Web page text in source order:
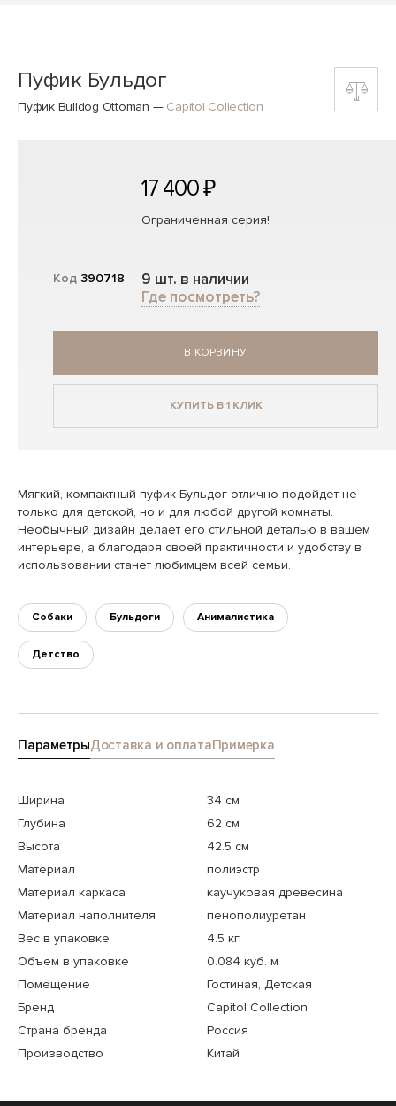
Пуфик Бульдог
Пуфик Bulldog Ottoman — Capitol Collection
Код 390718
17 400 ₽
Ограниченная серия!
9 шт. в наличии
Где посмотреть?
В КОРЗИНУ
КУПИТЬ В 1 КЛИК
Мягкий, компактный пуфик Бульдог отлично подойдет не
только для детской, но и для любой другой комнаты.
Необычный дизайн делает его стильной деталью в вашем
интерьере, а благодаря своей практичности и удобству в
использовании станет любимцем всей семьи.
Собаки Бульдоги Анималистика
Детство
ПараметрыДоставка и оплатаПримерка
Ширина
34 см
Глубина
62 см
Высота
42.5 см
Материал
полиэстр
Материал каркаса
каучуковая древесина
Материал наполнителя
пенополиуретан
Вес в упаковке
4.5 кг
Объем в упаковке
0.084 куб. м
Помещение
Гостиная, Детская
Бренд
Capitol Collection
Страна бренда
Россия
Производство
Китай